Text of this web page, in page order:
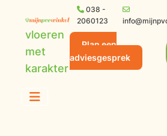
vloeren
met
karakter
038 -
2060123
Plan een
adviesgesprek